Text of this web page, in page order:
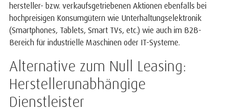
hersteller- bzw. verkaufsgetriebenen Aktionen ebenfalls bei
hochpreisigen Konsumgütern wie Unterhaltungselektronik
(Smartphones, Tablets, Smart TVs, etc.) wie auch im B2B-
Bereich für industrielle Maschinen oder IT-Systeme.
Alternative zum Null Leasing:
Herstellerunabhängige
Dienstleister